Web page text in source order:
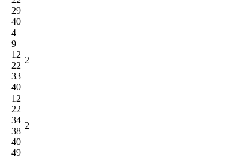
29
40
4
9
12
22
33
40
2
12
22
34
38
40
49
2